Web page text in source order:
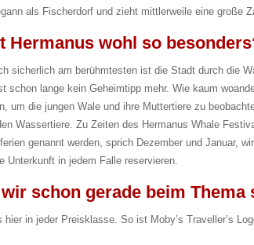
als Fischerdorf und zieht mittlerweile eine große
Hermanus wohl so
sicherlich am berühmtesten ist die Stadt durch die
schon lange kein Geheimtipp mehr. Wie kaum
um die jungen Wale und ihre Muttertiere zu
Wassertiere. Zu Zeiten des Hermanus Whale
genannt werden, sprich Dezember und Januar,
Unterkunft in jedem Falle reservieren.
schon gerade beim Thema
hier in jeder Preisklasse. So ist Moby’s Traveller’s